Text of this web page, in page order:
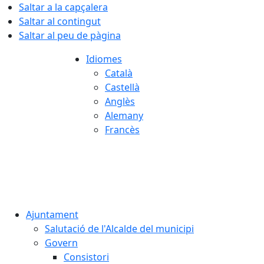
Saltar a la capçalera
Saltar al contingut
Saltar al peu de pàgina
Idiomes
Català
Castellà
Anglès
Alemany
Francès
Ajuntament
Salutació de l'Alcalde del municipi
Govern
Consistori